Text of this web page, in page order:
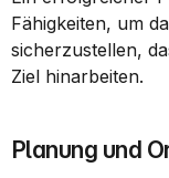
Fähigkeiten, um
sicherzustellen,
Ziel hinarbeiten.
Planung und